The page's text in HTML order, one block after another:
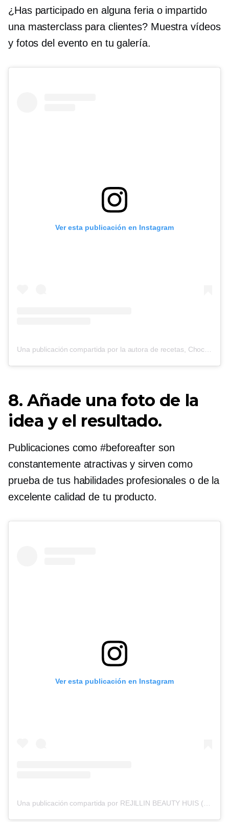
¿Has participado en alguna feria o impartido
una masterclass para clientes? Muestra vídeos
y fotos del evento en tu galería.
Ver esta publicación en Instagram
8. Añade una foto de la
idea y el resultado.
Publicaciones como #beforeafter son
constantemente atractivas y sirven como
prueba de tus habilidades profesionales o de la
excelente calidad de tu producto.
Ver esta publicación en Instagram
Una publicación compartida por REJILLIN BEAUTY HUIS (@rejillinbeautyhuis)